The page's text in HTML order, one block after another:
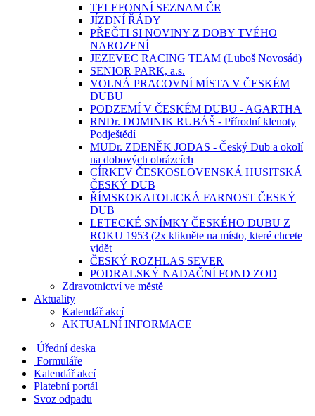
TELEFONNÍ SEZNAM ČR
JÍZDNÍ ŘÁDY
PŘEČTI SI NOVINY Z DOBY TVÉHO
NAROZENÍ
JEZEVEC RACING TEAM (Luboš Novosád)
SENIOR PARK, a.s.
VOLNÁ PRACOVNÍ MÍSTA V ČESKÉM
DUBU
PODZEMÍ V ČESKÉM DUBU - AGARTHA
RNDr. DOMINIK RUBÁŠ - Přírodní klenoty
Podještědí
MUDr. ZDENĚK JODAS - Český Dub a okolí
na dobových obrázcích
CÍRKEV ČESKOSLOVENSKÁ HUSITSKÁ
ČESKÝ DUB
ŘÍMSKOKATOLICKÁ FARNOST ČESKÝ
DUB
LETECKÉ SNÍMKY ČESKÉHO DUBU Z
ROKU 1953 (2x klikněte na místo, které chcete
vidět
ČESKÝ ROZHLAS SEVER
PODRALSKÝ NADAČNÍ FOND ZOD
Zdravotnictví ve městě
Aktuality
Kalendář akcí
AKTUALNÍ INFORMACE
Úřední deska
Formuláře
Kalendář akcí
Platební portál
Svoz odpadu